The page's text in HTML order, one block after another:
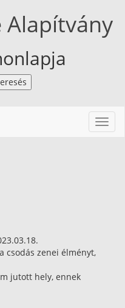
Alapítvány
csodás zenei élményt,
jutott hely, ennek